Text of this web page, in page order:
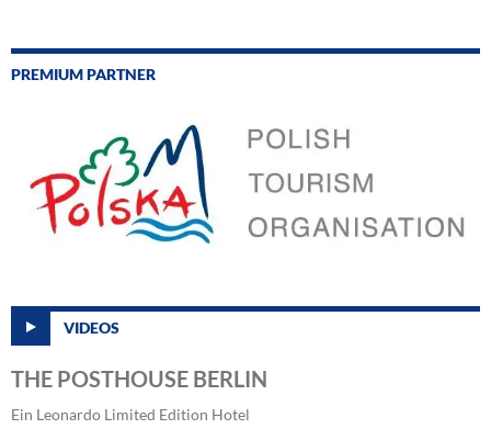
PREMIUM PARTNER
VIDEOS
THE POSTHOUSE BERLIN
Ein Leonardo Limited Edition Hotel